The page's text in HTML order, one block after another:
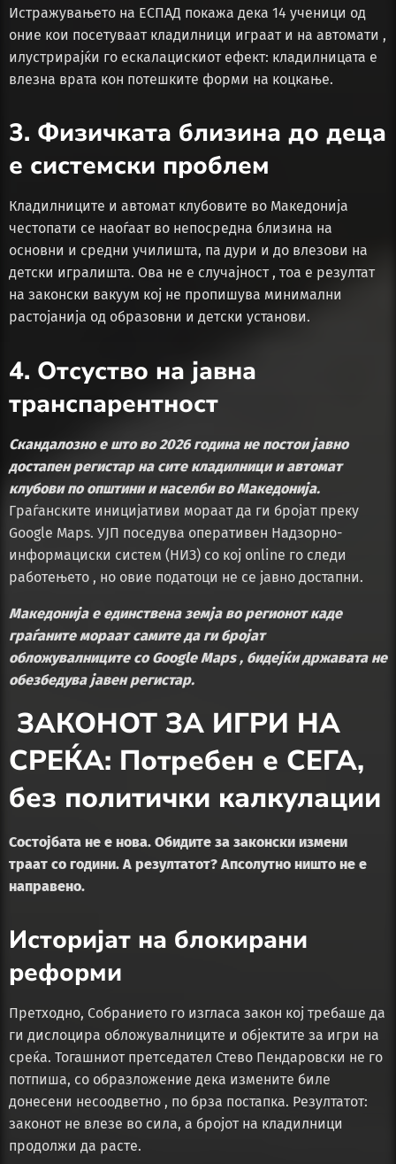
Истражувањето на ЕСПАД покажа дека 14 ученици од
оние кои посетуваат кладилници играат и на автомати ,
илустрирајќи го ескалацискиот ефект: кладилницата е
влезна врата кон потешките форми на коцкање.
3. Физичката близина до деца
е системски проблем
Кладилниците и автомат клубовите во Македонија
честопати се наоѓаат во непосредна близина на
основни и средни училишта, па дури и до влезови на
детски игралишта. Ова не е случајност , тоа е резултат
на законски вакуум кој не пропишува минимални
растојанија од образовни и детски установи.
4. Отсуство на јавна
транспарентност
Скандалозно е што во 2026 година не постои јавно
достапен регистар на сите кладилници и автомат
клубови по општини и населби во Македонија.
Граѓанските иницијативи мораат да ги бројат преку
Google Maps. УЈП поседува оперативен Надзорно-
информациски систем (НИЗ) со кој online го следи
работењето , но овие податоци не се јавно достапни.
Македонија е единствена земја во регионот каде
граѓаните мораат самите да ги бројат
обложувалниците со Google Maps , бидејќи државата не
обезбедува јавен регистар.
ЗАКОНОТ ЗА ИГРИ НА
СРЕЌА: Потребен е СЕГА,
без политички калкулации
Состојбата не е нова. Обидите за законски измени
траат со години. А резултатот? Апсолутно ништо не е
направено.
Историјат на блокирани
реформи
Претходно, Собранието го изгласа закон кој требаше да
ги дислоцира обложувалниците и објектите за игри на
среќа. Тогашниот претседател Стево Пендаровски не го
потпиша, со образложение дека измените биле
донесени несоодветно , по брза постапка. Резултатот:
законот не влезе во сила, а бројот на кладилници
продолжи да расте.